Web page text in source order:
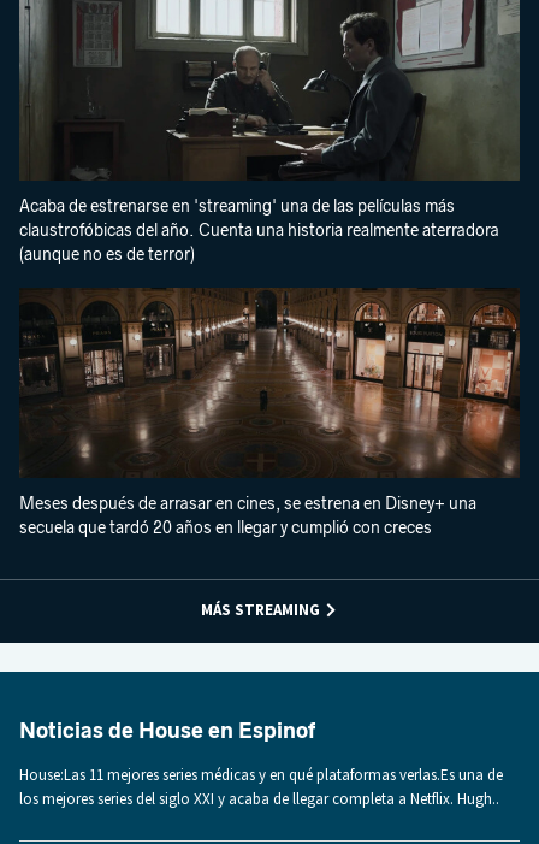
Acaba de estrenarse en 'streaming' una de las películas más
claustrofóbicas del año. Cuenta una historia realmente aterradora
(aunque no es de terror)
Meses después de arrasar en cines, se estrena en Disney+ una
secuela que tardó 20 años en llegar y cumplió con creces
MÁS STREAMING
Noticias de House en Espinof
House:Las 11 mejores series médicas y en qué plataformas verlas.Es una de
los mejores series del siglo XXI y acaba de llegar completa a Netflix. Hugh..